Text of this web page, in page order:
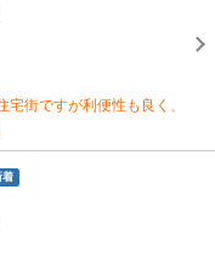
街ですが利便性も良く、
着